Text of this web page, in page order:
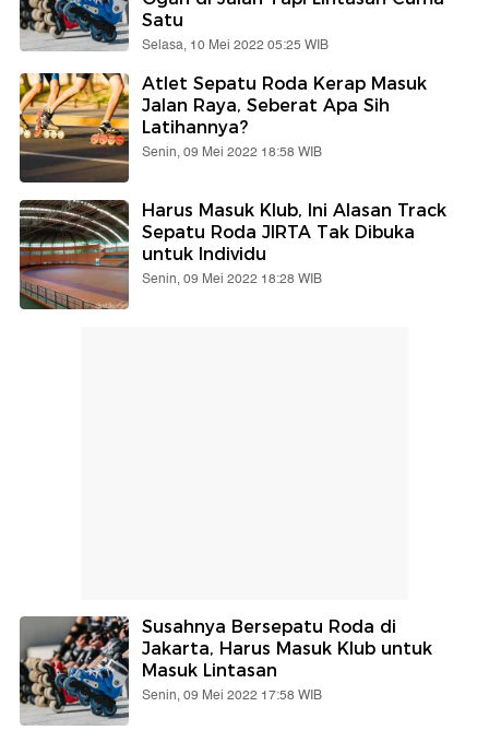
Satu
Selasa, 10 Mei 2022 05:25 WIB
Atlet Sepatu Roda Kerap Masuk
Jalan Raya, Seberat Apa Sih
Latihannya?
Senin, 09 Mei 2022 18:58 WIB
Harus Masuk Klub, Ini Alasan Track
Sepatu Roda JIRTA Tak Dibuka
untuk Individu
Senin, 09 Mei 2022 18:28 WIB
Susahnya Bersepatu Roda di
Jakarta, Harus Masuk Klub untuk
Masuk Lintasan
Senin, 09 Mei 2022 17:58 WIB